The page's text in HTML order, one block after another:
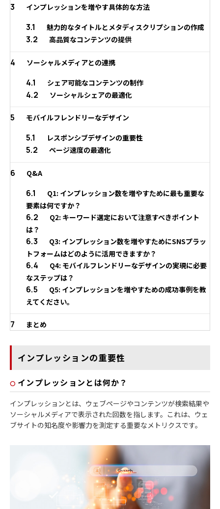
3 インプレッションを増やす具体的な方法
3.1 魅力的なタイトルとメタディスクリプションの作成
3.2 高品質なコンテンツの提供
4 ソーシャルメディアとの連携
4.1 シェア可能なコンテンツの制作
4.2 ソーシャルシェアの最適化
5 モバイルフレンドリーなデザイン
5.1 レスポンシブデザインの重要性
5.2 ページ速度の最適化
6 Q&A
6.1
Q1: インプレッション数を増やすために最も重要な
要素は何ですか？
6.2
Q2: キーワード選定において注意すべきポイント
は？
6.3
Q3: インプレッション数を増やすためにSNSプラッ
トフォームはどのように活用できますか？
6.4
Q4: モバイルフレンドリーなデザインの実現に必要
なステップは？
6.5
Q5: インプレッションを増やすための成功事例を教
えてください。
7 まとめ
インプレッションの重要性
インプレッションとは何か？
インプレッションとは、ウェブページやコンテンツが検索結果や
ソーシャルメディアで表示された回数を指します。これは、ウェ
ブサイトの知名度や影響力を測定する重要なメトリクスです。